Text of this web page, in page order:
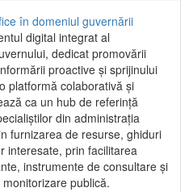
în domeniul guvernării
digital integrat al
dedicat promovării
proactive și sprijinului
platformă colaborativă și
ca un hub de referință
din administrația
furnizarea de resurse, ghiduri
interesate, prin facilitarea
instrumente de consultare și
publică.